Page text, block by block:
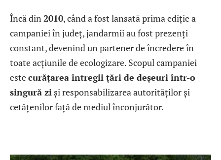
Încă din 2010, când a fost lansată prima ediție a
campaniei în județ, jandarmii au fost prezenți
constant, devenind un partener de încredere în
toate acțiunile de ecologizare. Scopul campaniei
estecurățarea întregii țări de deșeuri într-o
singură zi și responsabilizarea autorităților și
cetățenilor față de mediul înconjurător.